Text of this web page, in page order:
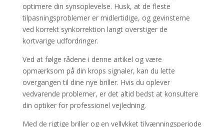
optimere din synsoplevelse. Husk, at de fleste
tilpasningsproblemer er midlertidige, og gevinsterne
ved korrekt synkorrektion langt overstiger de
kortvarige udfordringer.
Ved at følge rådene i denne artikel og være
opmærksom på din krops signaler, kan du lette
overgangen til dine nye briller. Hvis du oplever
vedvarende problemer, er det altid bedst at konsultere
din optiker for professionel vejledning.
Med de rigtige briller og en vellykket tilvænningsperiode